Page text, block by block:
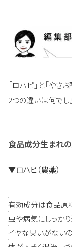
「ロハピ」と「やさ
2つの違いは何でし
食品成分生まれの
▼ロハピ（農薬）
有効成分は食品原
虫や病気にしっかり
イヤな臭いがない